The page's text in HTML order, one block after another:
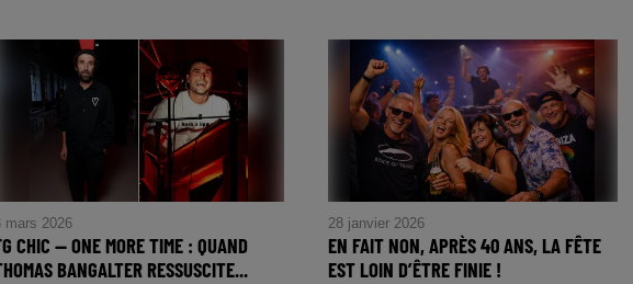
mars 2026
CHIC — ONE MORE TIME : QUAND
BANGALTER RESSUSCITE...
28 janvier 2026
EN FAIT NON, APRÈS 40 ANS, LA FÊTE
EST LOIN D’ÊTRE FINIE !